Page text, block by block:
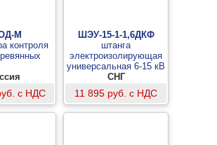
М
контроля
с НДС
ШЭУ-15-1-1,6ДКФ
штанга
электроизолирующая
универсальная 6-15 кВ
с влагостойким
курсовым фонарем
VONATEX для работы в
условиях повышенной
СНГ
11 895 руб. с НДС